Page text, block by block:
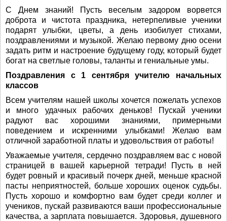
С Днем знаний! Пусть веселым задором ворвется
доброта и чистота праздника, нетерпеливые ученики
подарят улыбки, цветы, а день изобилует стихами,
поздравлениями и музыкой. Желаю первому дню осени
задать ритм и настроение будущему году, который будет
богат на светлые головы, таланты и гениальные умы.
Поздравления с 1 сентября учителю начальных
классов
Всем учителям нашей школы хочется пожелать успехов
и много удачных рабочих деньков! Пускай ученики
радуют вас хорошими знаниями, примерными
поведением и искренними улыбками! Желаю вам
отличной заработной платы и удовольствия от работы!
Уважаемые учителя, сердечно поздравляем вас с новой
страницей в вашей карьерной тетради! Пусть в ней
будет ровный и красивый почерк дней, меньше красной
пасты неприятностей, больше хороших оценок судьбы.
Пусть хорошо и комфортно вам будет среди коллег и
учеников, пускай развиваются ваши профессиональные
качества, а зарплата повышается. Здоровья, душевного